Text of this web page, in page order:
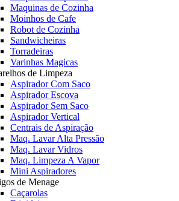
Maquinas de Cozinha
Moinhos de Cafe
Robot de Cozinha
Sandwicheiras
Torradeiras
Varinhas Magicas
de Limpeza
Aspirador Com Saco
Aspirador Escova
Aspirador Sem Saco
Aspirador Vertical
Centrais de Aspiração
Maq. Lavar Alta Pressão
Maq. Lavar Vidros
Maq. Limpeza A Vapor
Mini Aspiradores
de Menage
Caçarolas